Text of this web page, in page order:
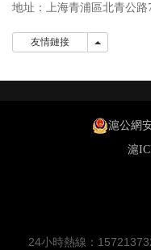
地址：
上海青浦區北青公路
友情鏈接 友情鏈接
滬公網
滬
24小時熱線：